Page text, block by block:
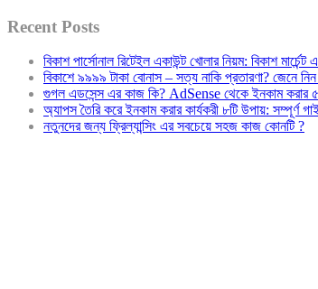
Recent Posts
বিকাশ পার্সোনাল রিটেইল একাউন্ট খোলার নিয়ম: বিকাশ মার্চেন্ট
বিকাশে ৯৯৯৯ টাকা বোনাস – সত্য নাকি প্রতারণা? জেনে
গুগল এডসেন্স এর কাজ কি? AdSense থেকে ইনকাম করার
অ্যাপস তৈরি করে ইনকাম করার কার্যকরী ৮টি উপায়: সম্পূর্ণ
নতুনদের জন্য ফ্রিল্যান্সিং এর সবচেয়ে সহজ কাজ কোনটি ?